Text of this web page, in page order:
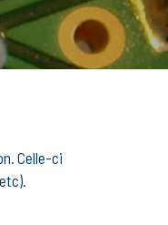
Celle-ci